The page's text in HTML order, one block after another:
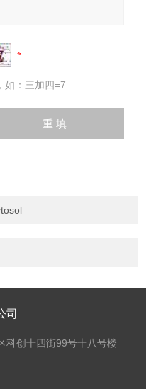
如：三加四=7
司
科创十四街99号十八号楼